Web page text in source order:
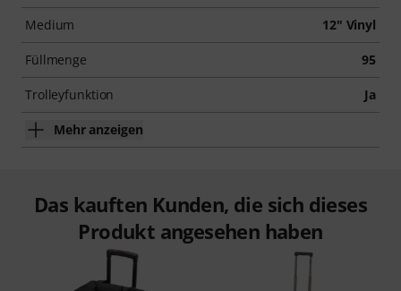
Medium 12" Vinyl
Füllmenge 95
Trolleyfunktion Ja
Mehr anzeigen
Das kauften Kunden, die sich dieses
Produkt angesehen haben